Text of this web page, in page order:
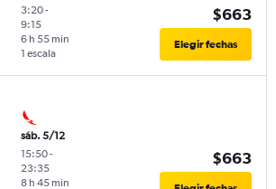
3:20-
9:15
1 escala
6 h 55 min
$663
Elegir fechas
sáb. 5/12
15:50-
23:35
8 h 45 min
$663